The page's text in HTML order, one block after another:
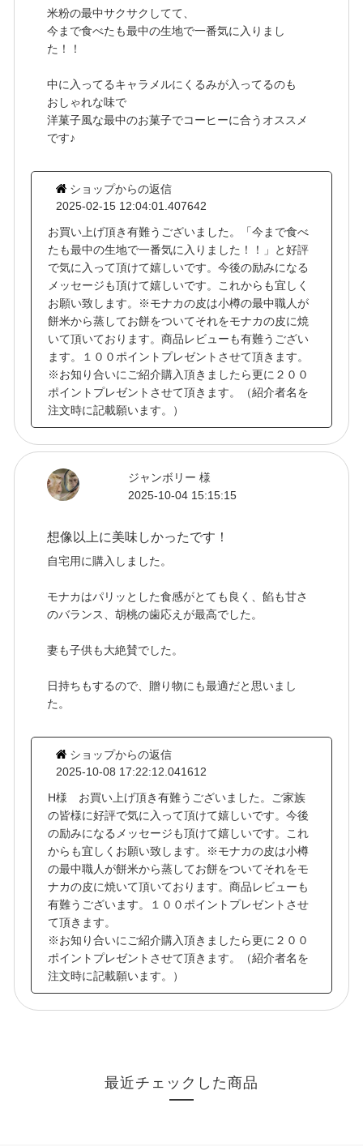
米粉の最中サクサクしてて、
今まで食べたも最中の生地で一番気に入りまし
た！！
中に入ってるキャラメルにくるみが入ってるのも
おしゃれな味で
洋菓子風な最中のお菓子でコーヒーに合うオススメ
です♪
ショップからの返信
2025-02-15 12:04:01.407642
お買い上げ頂き有難うございました。「今まで食べ
たも最中の生地で一番気に入りました！！」と好評
で気に入って頂けて嬉しいです。今後の励みになる
メッセージも頂けて嬉しいです。これからも宜しく
お願い致します。※モナカの皮は小樽の最中職人が
餅米から蒸してお餅をついてそれをモナカの皮に焼
いて頂いております。商品レビューも有難うござい
ます。１００ポイントプレゼントさせて頂きます。
※お知り合いにご紹介購入頂きましたら更に２００
ポイントプレゼントさせて頂きます。（紹介者名を
注文時に記載願います。）
ジャンボリー 様
2025-10-04 15:15:15
想像以上に美味しかったです！
自宅用に購入しました。
モナカはパリッとした食感がとても良く、餡も甘さ
のバランス、胡桃の歯応えが最高でした。
妻も子供も大絶賛でした。
日持ちもするので、贈り物にも最適だと思いまし
た。
ショップからの返信
2025-10-08 17:22:12.041612
H様 お買い上げ頂き有難うございました。ご家族
の皆様に好評で気に入って頂けて嬉しいです。今後
の励みになるメッセージも頂けて嬉しいです。これ
からも宜しくお願い致します。※モナカの皮は小樽
の最中職人が餅米から蒸してお餅をついてそれをモ
ナカの皮に焼いて頂いております。商品レビューも
有難うございます。１００ポイントプレゼントさせ
て頂きます。
※お知り合いにご紹介購入頂きましたら更に２００
ポイントプレゼントさせて頂きます。（紹介者名を
注文時に記載願います。）
最近チェックした商品